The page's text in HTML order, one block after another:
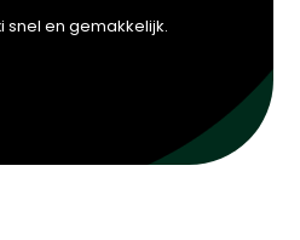
snel en gemakkelijk.